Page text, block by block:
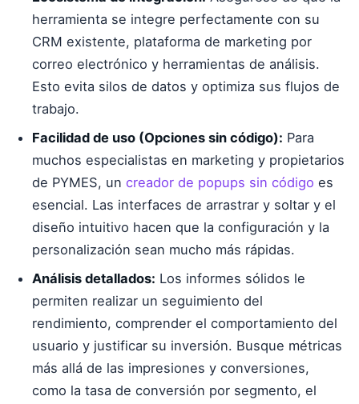
herramienta se integre perfectamente con su
CRM existente, plataforma de marketing por
correo electrónico y herramientas de análisis.
Esto evita silos de datos y optimiza sus flujos de
trabajo.
Facilidad de uso (Opciones sin código): Para
muchos especialistas en marketing y propietarios
de PYMES, un creador de popups sin código es
esencial. Las interfaces de arrastrar y soltar y el
diseño intuitivo hacen que la configuración y la
personalización sean mucho más rápidas.
Análisis detallados: Los informes sólidos le
permiten realizar un seguimiento del
rendimiento, comprender el comportamiento del
usuario y justificar su inversión. Busque métricas
más allá de las impresiones y conversiones,
como la tasa de conversión por segmento, el